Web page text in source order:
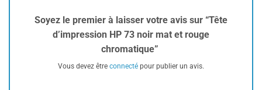
Soyez le premier à laisser votre avis sur “Tête
d’impression HP 73 noir mat et rouge
chromatique”
Vous devez être connecté pour publier un avis.